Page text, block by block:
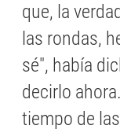
que, la
las rondas,
sé", había
decirlo
tiempo de